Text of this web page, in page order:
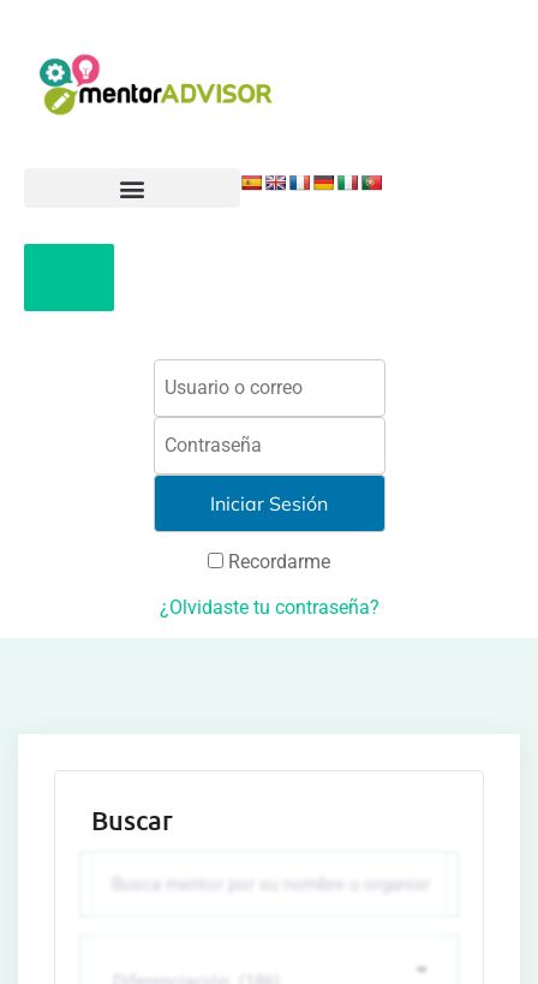
Recordarme
¿Olvidaste tu contraseña?
Buscar